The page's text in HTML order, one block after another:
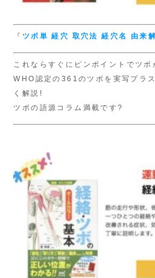
『 ツボ単経穴 取穴法経穴名 由来
これならすぐにピンポイントでツボ
WHO認定の361のツボを実写プラ
く解説!
ツボの語源コラム満載です?